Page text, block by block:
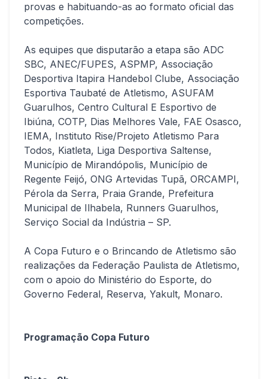
provas e habituando-as ao formato oficial das
competições.
As equipes que disputarão a etapa são ADC
SBC, ANEC/FUPES, ASPMP, Associação
Desportiva Itapira Handebol Clube, Associação
Esportiva Taubaté de Atletismo, ASUFAM
Guarulhos, Centro Cultural E Esportivo de
Ibiúna, COTP, Dias Melhores Vale, FAE Osasco,
IEMA, Instituto Rise/Projeto Atletismo Para
Todos, Kiatleta, Liga Desportiva Saltense,
Município de Mirandópolis, Município de
Regente Feijó, ONG Artevidas Tupã, ORCAMPI,
Pérola da Serra, Praia Grande, Prefeitura
Municipal de Ilhabela, Runners Guarulhos,
Serviço Social da Indústria – SP.
A Copa Futuro e o Brincando de Atletismo são
realizações da Federação Paulista de Atletismo,
com o apoio do Ministério do Esporte, do
Governo Federal, Reserva, Yakult, Monaro.
Programação Copa Futuro